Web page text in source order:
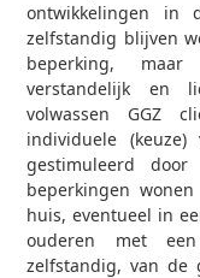
ontwikkelingen in
zelfstandig blijven
beperking,
verstandelijk en
volwassen GGZ­
individuele
gestimuleerd
beperkingen
huis, eventueel in
ouderen met
zelfstandig, van de